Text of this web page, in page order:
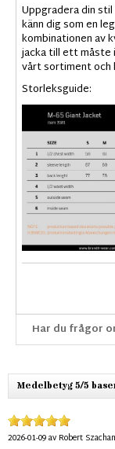
Uppgradera din
känn dig som en
kombinationen av
jacka till ett måste
vårt sortiment och
Storleksguide:
Har du frågor
Medelbetyg 5/5
2026-01-09av Robert